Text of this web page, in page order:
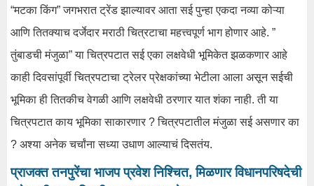
“मटका किंग” जगभरात ट्रेंड झाल्यावर आता सई पुन्हा एकदा नव्या कोऱ्या
आणि तितक्याच दर्जेदार मराठी चित्रटाचा महत्त्वपूर्ण भाग होणार आहे. ”
तुंबाडची मंजुळा” या चित्रपटात सई एका लक्षवेधी भूमिकेत झळकणार आहे
काही दिवसांपूर्वी चित्रपटाचा ट्रेलर प्रेक्षकांच्या भेटीला आला असून सईची
भूमिका ही तितकीच वेगळी आणि लक्षवेधी ठरणार यात शंका नाही. ती या
चित्रपटात काय भूमिका साकारणार ? चित्रपटातील मंजुळा सई असणार का
? अश्या अनेक चर्चांना सध्या उधाण आल्याचं दिसतंय.
प्राजक्त तनपुरेंचा भाजप प्रवेश निश्चित, मिळणार विधानपरिषदेची